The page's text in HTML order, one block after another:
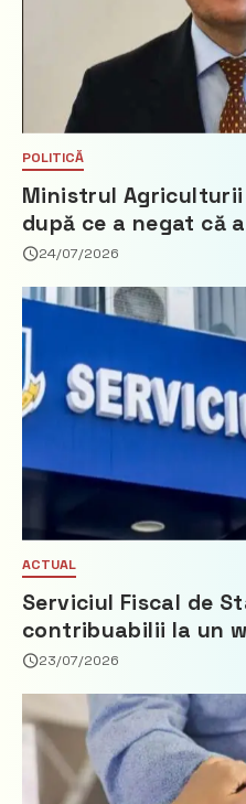
POLITICĂ
Ministrul
după ce a negat că
Partidul Democrat
24/07/2026
ACTUAL
Serviciul Fiscal de
contribuabilii la un
privind calculul
23/07/2026